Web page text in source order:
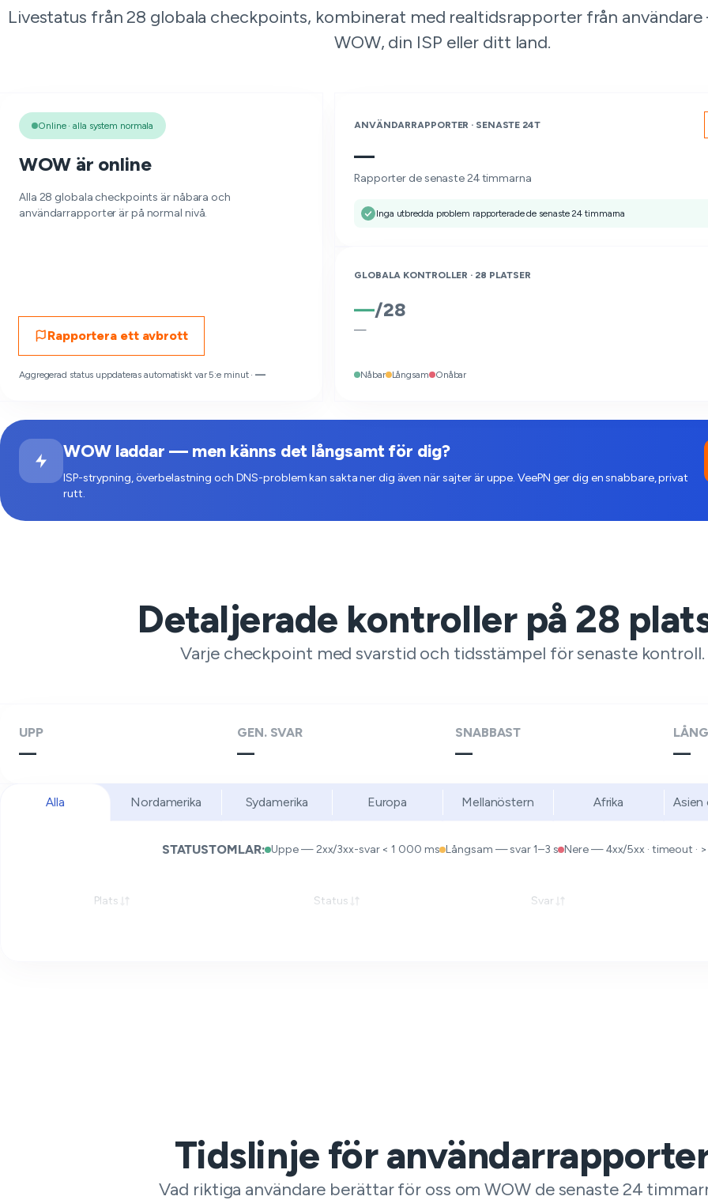
Livestatus från 28 globala checkpoints, kombinerat med realtidsrapporter från
WOW, din ISP eller ditt land.
Online · alla system normala
WOW är online
Alla 28 globala checkpoints är nåbara och
användarrapporter är på normal nivå.
Rapportera ett avbrott
Aggregerad status uppdateras automatiskt var 5:e minut ·—
ANVÄNDARRAPPORTER · SENASTE 24T
—
Rapporter de senaste 24 timmarna
Inga utbredda problem rapporterade de senaste 24 timmarna
GLOBALA KONTROLLER · 28 PLATSER
—/28
—
Nåbar Långsam Onåbar
WOW laddar — men känns det långsamt för dig?
ISP-strypning, överbelastning och DNS-problem kan sakta ner dig även när sajter är uppe. VeePN ger dig en snabbare, privat
rutt.
Detaljerade kontroller på28
Varje checkpoint med svarstid och tidsstämpel för senaste kontroll.
UPP
—
GEN. SVAR
—
SNABBAST
— —
Alla Nordamerika Sydamerika Europa Mellanöstern Afrika Asien
STATUSTOMLAR: Uppe — 2xx/3xx-svar < 1 000 ms Långsam — svar 1–3 s Nere — 4xx/5xx · timeout · >
Plats Status Svar
Tidslinje för
Vad riktiga användare berättar för oss om WOW de senaste 24